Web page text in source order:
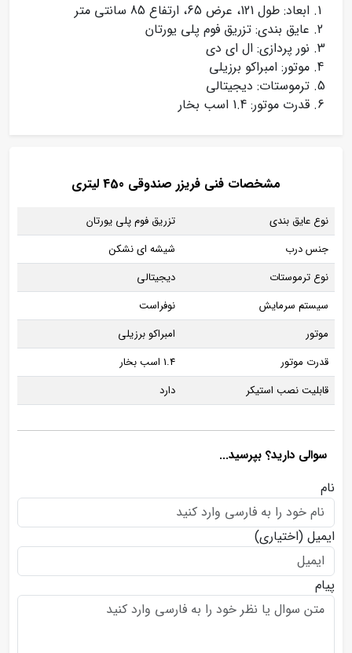
ابعاد: طول 121، عرض 65، ارتفاع 85 سانتی متر
عایق بندی: تزریق فوم پلی یورتان
نور پردازی: ال ای دی
موتور: امبراکو برزیلی
ترموستات: دیجیتالی
قدرت موتور: 1.4 اسب بخار
مشخصات فنی فریزر صندوقی 450 لیتری
نوع عایق بندی
تزریق فوم پلی یورتان
جنس درب
شیشه ای نشکن
نوع ترموستات
دیجیتالی
سیستم سرمایش
نوفراست
موتور
امبراکو برزیلی
قدرت موتور
1.4 اسب بخار
قابلیت نصب استیکر
دارد
سوالی دارید؟ بپرسید...
نام
ایمیل (اختیاری)
پیام